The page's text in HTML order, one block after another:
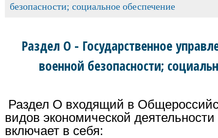
безопасности; социальное обеспечение
Раздел O - Государственное
военной безопасности;
Раздел O входящий в
видов экономической
включает в себя: